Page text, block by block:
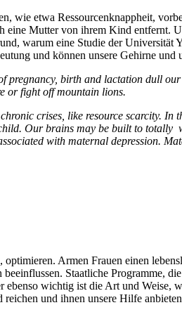
wie etwa Ressourcenknappheit,
eine Mutter von ihrem Kind entfernt.
warum eine Studie der Universität
und können unsere Gehirne und
pregnancy, birth and lactation dull
or fight off mountain lions.
crises, like resource scarcity. In
Our brains may be built to
with maternal depression.
Armen Frauen einen
Staatliche Programme,
wichtig ist die Art und
und ihnen unsere Hilfe